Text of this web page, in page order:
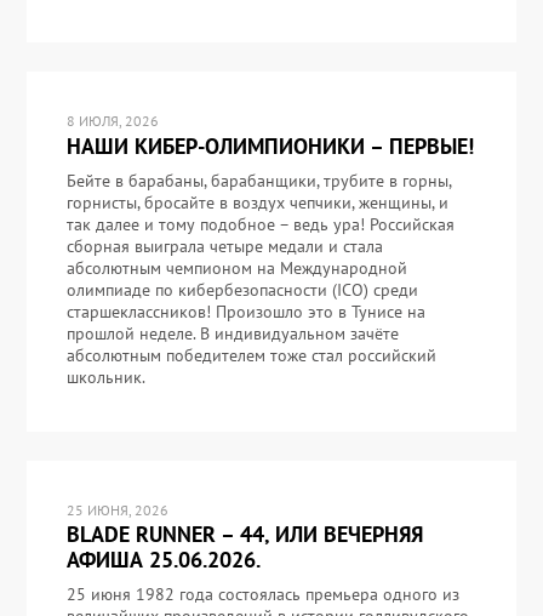
8 ИЮЛЯ, 2026
НАШИ КИБЕР-ОЛИМПИОНИКИ – ПЕРВЫЕ!
Бейте в барабаны, барабанщики, трубите в горны,
горнисты, бросайте в воздух чепчики, женщины, и
так далее и тому подобное – ведь ура! Российская
сборная выиграла четыре медали и стала
абсолютным чемпионом на Международной
олимпиаде по кибербезопасности (ICO) среди
старшеклассников! Произошло это в Тунисе на
прошлой неделе. В индивидуальном зачёте
абсолютным победителем тоже стал российский
школьник.
25 ИЮНЯ, 2026
BLADE RUNNER – 44, ИЛИ ВЕЧЕРНЯЯ
АФИША 25.06.2026.
25 июня 1982 года состоялась премьера одного из